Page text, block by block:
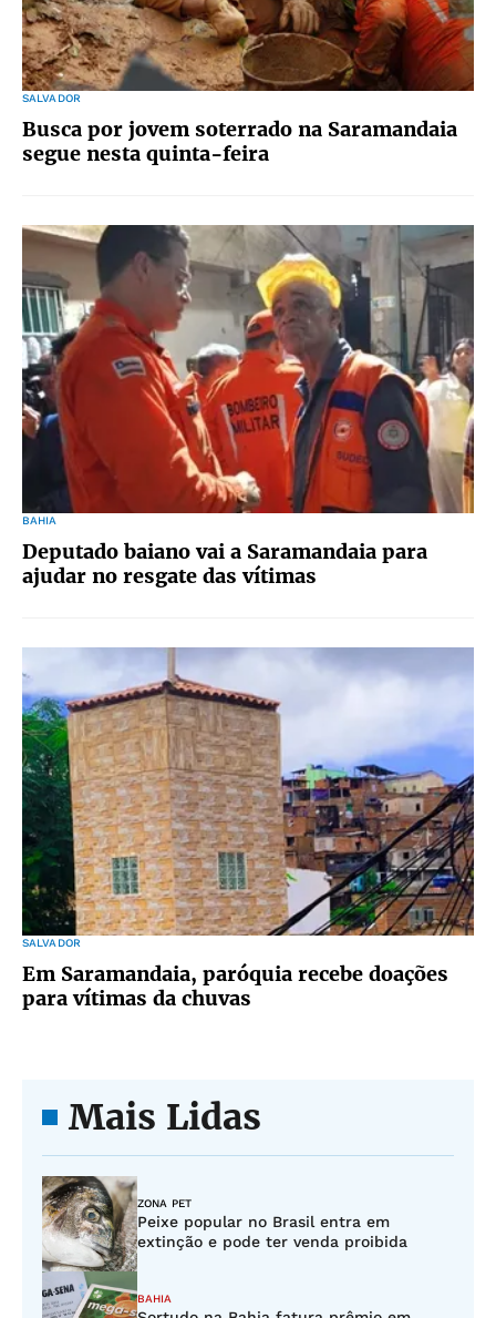
SALVADOR
Busca por jovem soterrado na Saramandaia
segue nesta quinta-feira
BAHIA
Deputado baiano vai a Saramandaia para
ajudar no resgate das vítimas
SALVADOR
Em Saramandaia, paróquia recebe doações
para vítimas da chuvas
Mais Lidas
ZONA PET
Peixe popular no Brasil entra em
extinção e pode ter venda proibida
BAHIA